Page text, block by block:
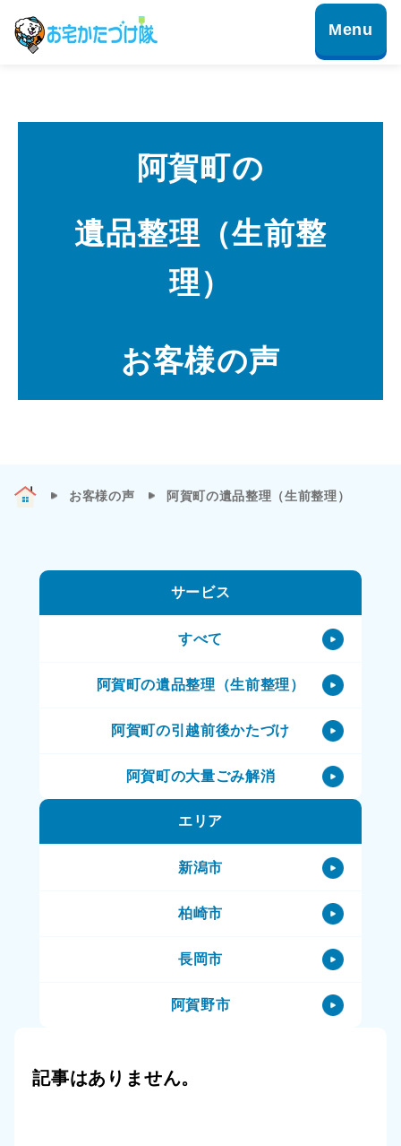
阿賀町の
遺品整理（生前整
理）
お客様の声
お客様の声 阿賀町の遺品整理（生前整理）
記事はありません。
サービス
すべて
阿賀町の遺品整理（生前整理）
阿賀町の引越前後かたづけ
阿賀町の大量ごみ解消
阿賀町のハウスクリーニング
阿賀町のその他サービス
エリア
新潟市
柏崎市
長岡市
阿賀野市